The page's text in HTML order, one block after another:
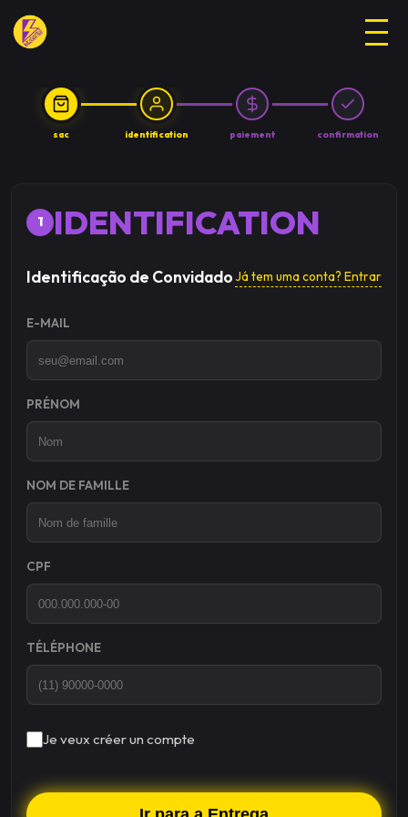
Finaliser la commande
sac identification paiement confirmation
1 IDENTIFICATION
Identificação de Convidado Já tem uma conta? Entrar
E-MAIL
PRÉNOM
NOM DE FAMILLE
CPF
TÉLÉPHONE
Je veux créer un compte